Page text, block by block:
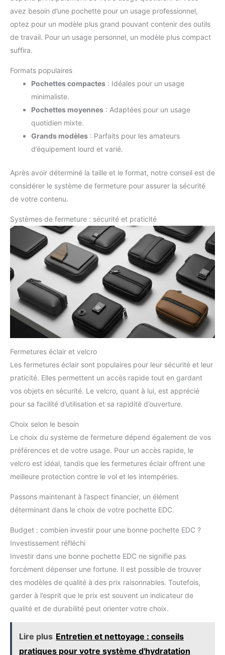
avez besoin d’une pochette pour un usage professionnel,
optez pour un modèle plus grand pouvant contenir des outils
de travail. Pour un usage personnel, un modèle plus compact
suffira.
Formats populaires
Pochettes compactes : Idéales pour un usage
minimaliste.
Pochettes moyennes : Adaptées pour un usage
quotidien mixte.
Grands modèles : Parfaits pour les amateurs
d’équipement lourd et varié.
Après avoir déterminé la taille et le format, notre conseil est de
considérer le système de fermeture pour assurer la sécurité
de votre contenu.
Systèmes de fermeture : sécurité et praticité
Fermetures éclair et velcro
Les fermetures éclair sont populaires pour leur sécurité et leur
praticité. Elles permettent un accès rapide tout en gardant
vos objets en sécurité. Le velcro, quant à lui, est apprécié
pour sa facilité d’utilisation et sa rapidité d’ouverture.
Choix selon le besoin
Le choix du système de fermeture dépend également de vos
préférences et de votre usage. Pour un accès rapide, le
velcro est idéal, tandis que les fermetures éclair offrent une
meilleure protection contre le vol et les intempéries.
Passons maintenant à l’aspect financier, un élément
déterminant dans le choix de votre pochette EDC.
Budget : combien investir pour une bonne pochette EDC ?
Investissement réfléchi
Investir dans une bonne pochette EDC ne signifie pas
forcément dépenser une fortune. Il est possible de trouver
des modèles de qualité à des prix raisonnables. Toutefois,
garder à l’esprit que le prix est souvent un indicateur de
qualité et de durabilité peut orienter votre choix.
Lire plus Entretien et nettoyage : conseils
pratiques pour votre système d'hydratation